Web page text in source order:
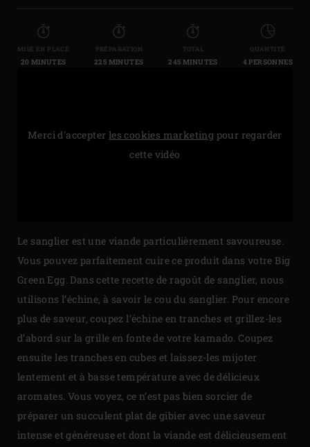
MISE EN PLACE
20 MINUTES
PRÉPARATION
225 MINUTES
TOTAL
245 MINUTES
QUANTITÉ
4 PERSONNES
Merci d'accepter les cookies marketing pour regarder
cette vidéo
Le sanglier est une viande particulièrement savoureuse.
Vous pouvez parfaitement cuire ce produit dans votre Big
Green Egg. Dans cette recette de ragoût de sanglier, nous
utilisons l’échine, à savoir le cou du sanglier. Pour encore
plus de saveur, coupez l’échine en tranches et grillez-les
d’abord sur la grille en fonte de votre kamado. Coupez
ensuite les tranches en cubes et laissez-les mijoter
lentement et à basse température avec de délicieux
aromates. Vous voyez, ce n’est pas bien sorcier de
préparer un succulent plat de gibier avec une saveur
intense et généreuse et dont la viande est délicieusement